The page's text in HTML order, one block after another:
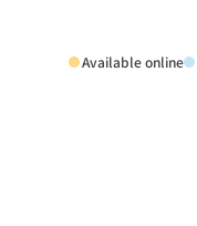
Available online